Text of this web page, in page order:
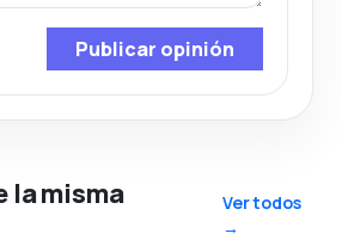
Publicar opinión
la misma
Ver todos
→